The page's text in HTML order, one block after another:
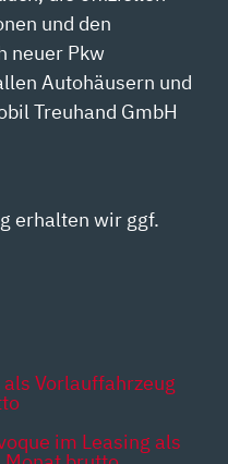
und den
neuer Pkw
Autohäusern und
Treuhand GmbH
erhalten wir ggf.
Vorlauffahrzeug
im Leasing als